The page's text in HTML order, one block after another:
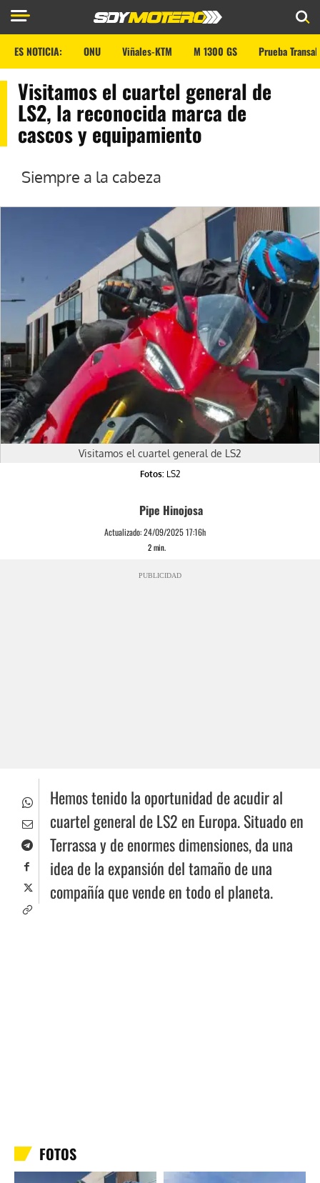
ES NOTICIA: ONU Viñales-KTM M 1300 GS Prueba
Visitamos el cuartel general de
LS2, la reconocida marca de
cascos y equipamiento
Siempre a la cabeza
Visitamos el cuartel general de LS2
Fotos:LS2
Pipe Hinojosa
Actualizado:24/09/2025 17:16h
2min.
PUBLICIDAD
Hemos tenido la oportunidad de acudir al
cuartel general de LS2 en Europa. Situado en
Terrassa y de enormes dimensiones, da una
idea de la expansión del tamaño de una
compañía que vende en todo el planeta.
FOTOS